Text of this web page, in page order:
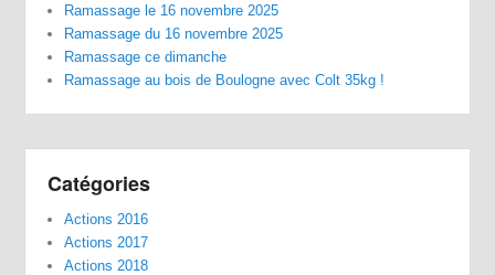
Ramassage le 16 novembre 2025
Ramassage du 16 novembre 2025
Ramassage ce dimanche
Ramassage au bois de Boulogne avec Colt 35kg !
Catégories
Actions 2016
Actions 2017
Actions 2018